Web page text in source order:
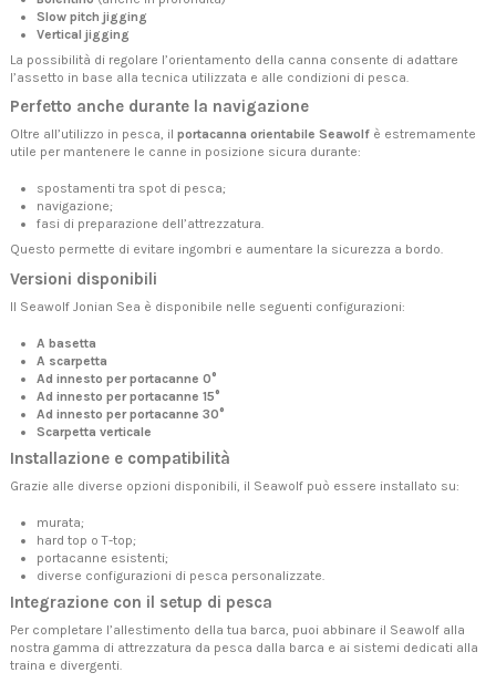
Slow pitch jigging
Vertical jigging
La possibilità di regolare l’orientamento della canna consente di adattare
l’assetto in base alla tecnica utilizzata e alle condizioni di pesca.
Perfetto anche durante la navigazione
Oltre all’utilizzo in pesca, il portacanna orientabile Seawolf è estremamente
utile per mantenere le canne in posizione sicura durante:
spostamenti tra spot di pesca;
navigazione;
fasi di preparazione dell’attrezzatura.
Questo permette di evitare ingombri e aumentare la sicurezza a bordo.
Versioni disponibili
Il Seawolf Jonian Sea è disponibile nelle seguenti configurazioni:
A basetta
A scarpetta
Ad innesto per portacanne 0°
Ad innesto per portacanne 15°
Ad innesto per portacanne 30°
Scarpetta verticale
Installazione e compatibilità
Grazie alle diverse opzioni disponibili, il Seawolf può essere installato su:
murata;
hard top o T-top;
portacanne esistenti;
diverse configurazioni di pesca personalizzate.
Integrazione con il setup di pesca
Per completare l’allestimento della tua barca, puoi abbinare il Seawolf alla
nostra gamma di attrezzatura da pesca dalla barca e ai sistemi dedicati alla
traina e divergenti.